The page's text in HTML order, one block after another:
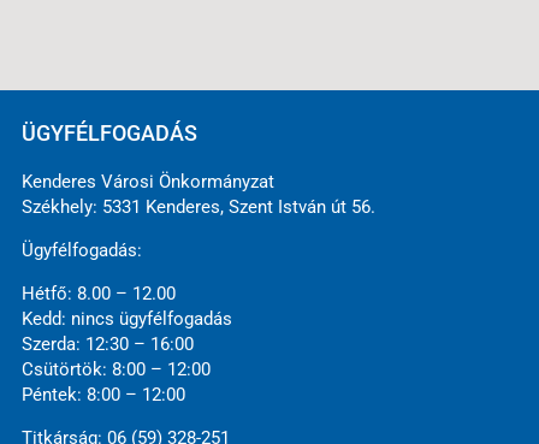
ÜGYFÉLFOGADÁS
Kenderes Városi Önkormányzat
Székhely: 5331 Kenderes, Szent István út 56.
Ügyfélfogadás:
Hétfő: 8.00 – 12.00
Kedd: nincs ügyfélfogadás
Szerda: 12:30 – 16:00
Csütörtök: 8:00 – 12:00
Péntek: 8:00 – 12:00
Titkárság: 06 (59) 328-251